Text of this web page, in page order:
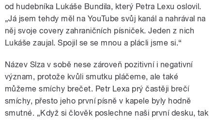
od hudebníka Lukáše Bundila, který Petra Lexu oslovil.
„Já jsem tehdy měl na YouTube svůj kanál a nahrával na
něj svoje covery zahraničních písniček. Jeden z nich
Lukáše zaujal. Spojil se se mnou a plácli jsme si.“
Název Slza v sobě nese zároveň pozitivní i negativní
význam, protože kvůli smutku pláčeme, ale také
můžeme smíchy brečet. Petr Lexa prý častěji brečí
smíchy, přesto jeho první písně v kapele byly hodně
smutné. „Když si člověk poslechne naši první desku, tak